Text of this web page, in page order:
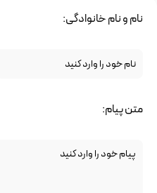
نام و نام خانوادگی:
متن پیام: